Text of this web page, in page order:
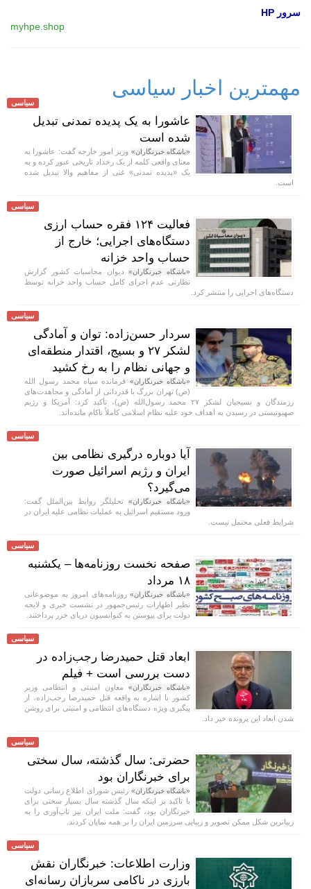
سرور HP
myhpe.shop
مهمترین اخبار سیاسی
سیاسی
عاشورا به یک پدیده تمدنی تبدیل
شده است
«باشگاه خبرنگاران» وزیر امور خارجه گفت: عاشورا به
معنای واقعی کلمه از یک رخداد تاریخی عبور کرده و به
یک «پدیده تمدنی» غنی از مفاهیم والا تبدیل شده
است.
سیاسی
فعالیت ۱۲۴ فقره حساب ارزی
دستگاه‌های اجرایی؛ خارج از
حساب واحد خزانه
«باشگاه خبرنگاران»دیوان محاسبات کشور گزارش
نظارتی عدم اجرای کامل حساب واحد خزانه توسط
دستگاه‌های اجرایی را منتشر کرد.
سیاسی
سردار حسن‌زاده: توان و آمادگی
لشکر ۲۷ و بسیج، اقتدار منطقه‌ای
و جهانی نظام را به رخ کشید
«باشگاه خبرنگاران» فرمانده سپاه محمد رسول الله
(ص) تهران بزرگ با قدردانی از آمادگی و مجاهدت‌های
رزمندگان و بسیجیان لشکر ۲۷ محمد رسول‌الله (ص)، تأکید کرد: آمریکا و رژیم
صهیونیستی در رسیدن به اهداف خود علیه نظام اسلامی کاملاً ناکام مانده‌اند.
سیاسی
آیا دوباره درگیری نظامی بین
ایران و رژیم اسرائیل صورت
می‌گیرد؟
«باشگاه خبرنگاران» تحلیلگر روابط بین‌الملل گفت:
ورود مستقیم اسرائیل به عملیات نظامی علیه ایران در
شرایط فعلی محتمل نیست.
سیاسی
صفحه نخست روزنامه‌ها – یکشنبه
۱۸ مرداد
«باشگاه خبرنگاران»روزنامه‌های امروز به موضوعاتی
نظیر اظهارات رئیس‌جمهور در نشست خبری و لایحه
دولت برای پیوستن به کنوانسیون دریای خزر پرداختند.
سیاسی
ابعاد قتل حمیدرضا رجب‌زاده در
دست بررسی است + فیلم
«باشگاه خبرنگاران» معاون امنیتی و انتظامی وزیر
کشور با اشاره به واقعه قتل حمیدرضا رجب‌زاده، از
پیگیری ویژه دستگاه‌های انتظامی و امنیتی برای روشن
شدن ابعاد این پرونده خبر داد.
سیاسی
حضرتی: سال گذشته، سال سختی
برای خبرنگاران بود
«باشگاه خبرنگاران» رئیس شورای اطلاع رسانی دولت
با تاکید بر اینکه سال گذشته سال بسیار سختی برای
خبرنگاران بود، گفت: ملت ایران نیز تاب‌آوری را به
زیباترین شکل ممکن تصویر و زیبایی سرزمین ایران را بر همه نمایان کردند.
سیاسی
وزارت اطلاعات: خبرنگاران نقش
بارزی در ناکامی سربازان رسانه‌ای